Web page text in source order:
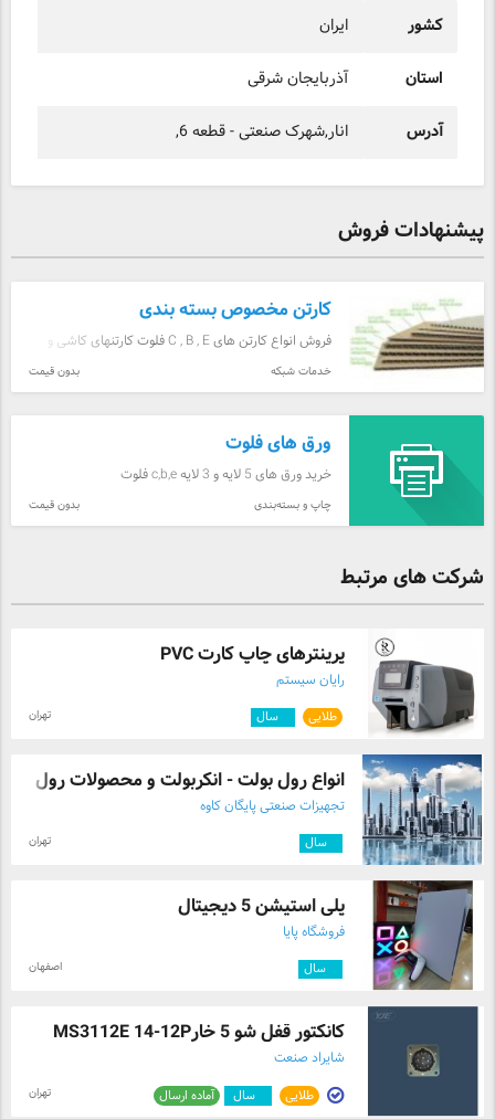
کشور ایران
استان آذربایجان شرقی
آدرس انار,شهرک صنعتی - قطعه 6,
پیشنهادات فروش
کارتن مخصوص بسته بندی
فروش انواع کارتن های C , B , E فلوت کارتنهای کاشی و
خدمات شبکه بدون قیمت
ورق های فلوت
خرید ورق های 5 لایه و 3 لایه c,b,e فلوت
چاپ و بسته‌بندی بدون قیمت
شرکت های مرتبط
پرینترهای چاپ کارت PVC
رایان سیستم
طلایی سال تهران
انواع رول بولت - انکربولت و محصولات رول ...
تجهیزات صنعتی پایگان کاوه
سال تهران
پلی استیشن 5 دیجیتال
فروشگاه پایا
سال اصفهان
کانکتور قفل شو 5 خارMS3112E 14-12P
شایراد صنعت
طلایی سال آماده ارسال تهران